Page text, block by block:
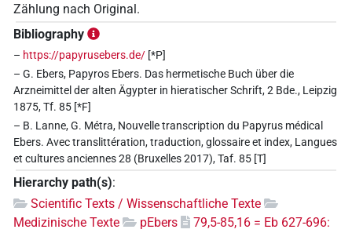
Zählung nach Original.
Bibliography
– https://papyrusebers.de/ [*P]
– G. Ebers, Papyros Ebers. Das hermetische Buch über die
Arzneimittel der alten Ägypter in hieratischer Schrift, 2 Bde., Leipzig
1875, Tf. 85 [*F]
– B. Lanne, G. Métra, Nouvelle transcription du Papyrus médical
Ebers. Avec translittération, traduction, glossaire et index, Langues
et cultures anciennes 28 (Bruxelles 2017), Taf. 85 [T]
Hierarchy path(s):
Scientific Texts / Wissenschaftliche Texte
Medizinische Texte
pEbers
79,5-85,16 = Eb 627-696: